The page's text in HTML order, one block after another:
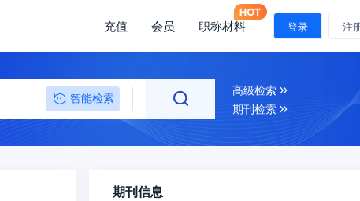
充值 会员 职称材料 登录 注
智能检索
高级检索
期刊检索
期刊信息